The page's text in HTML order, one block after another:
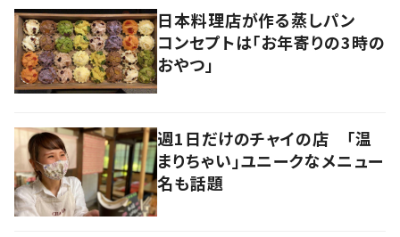
日本料理店が作る蒸しパン
コンセプトは「お年寄りの3時の
おやつ」
週1日だけのチャイの店 「温
まりちゃい」ユニークなメニュー
名も話題